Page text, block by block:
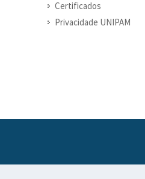
Certificados
Privacidade UNIPAM